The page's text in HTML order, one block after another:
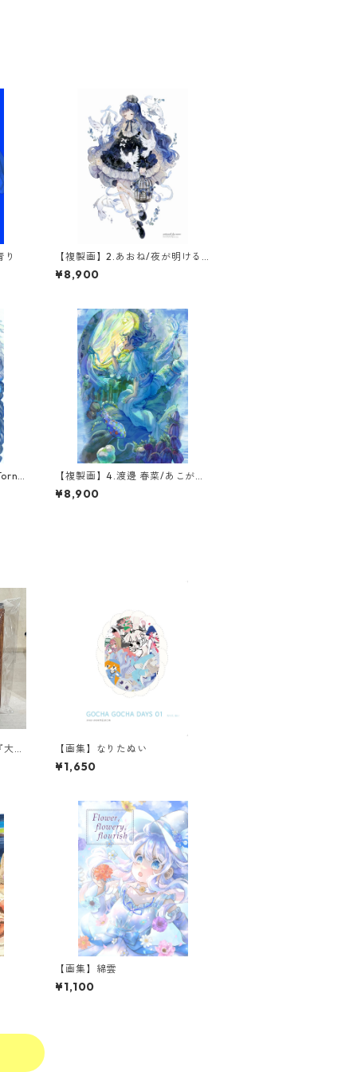
り
【複製画】2.あおね/夜が明ける
まで(1点限定)
¥8,900
【複製画】4.渡邊 春菜/あこがれ
(1点限定)
¥8,900
き 【画集】なりたぬい
¥1,650
【画集】綿雲
¥1,100